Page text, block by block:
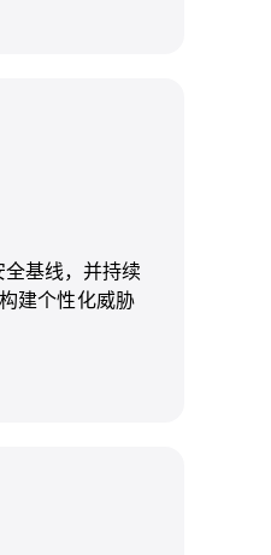
基线，并持续
建个性化威胁